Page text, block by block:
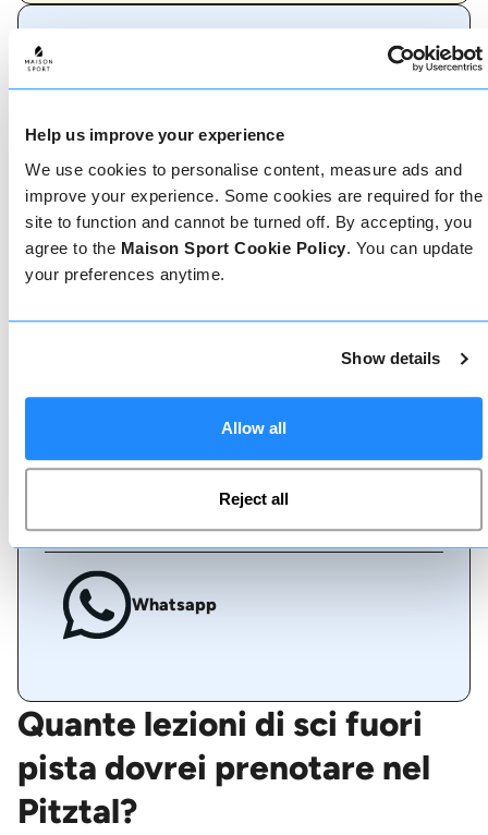
Help us improve your experience
We use cookies to personalise content, measure ads and
improve your experience. Some cookies are required for the
site to function and cannot be turned off. By accepting, you
agree to the Maison Sport Cookie Policy. You can update
your preferences anytime.
Show details
Allow all
Reject all
Come prenotare
Prenotare con noi non potrebbe essere più
semplice, il nostro team di esperti è sempre a
disposizione per aiutarvi: prenotate subito online
o parlate con il nostro team se avete bisogno di
assistenza.
Prenota online
Chiamaci
Chat dal vivo
Whatsapp
Quante lezioni di sci fuori
pista dovrei prenotare nel
Pitztal?